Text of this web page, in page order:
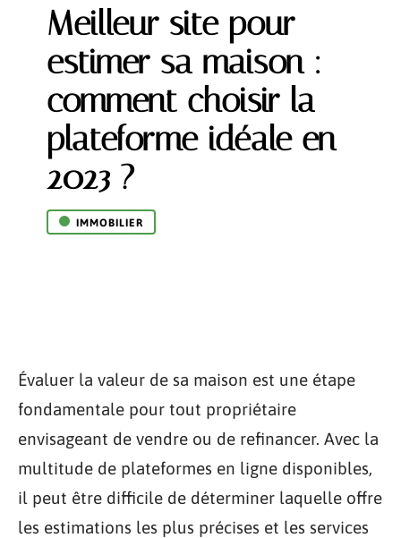
Meilleur site pour
estimer sa maison :
comment choisir la
plateforme idéale en
2023 ?
IMMOBILIER
Évaluer la valeur de sa maison est une étape
fondamentale pour tout propriétaire
envisageant de vendre ou de refinancer. Avec la
multitude de plateformes en ligne disponibles,
il peut être difficile de déterminer laquelle offre
les estimations les plus précises et les services